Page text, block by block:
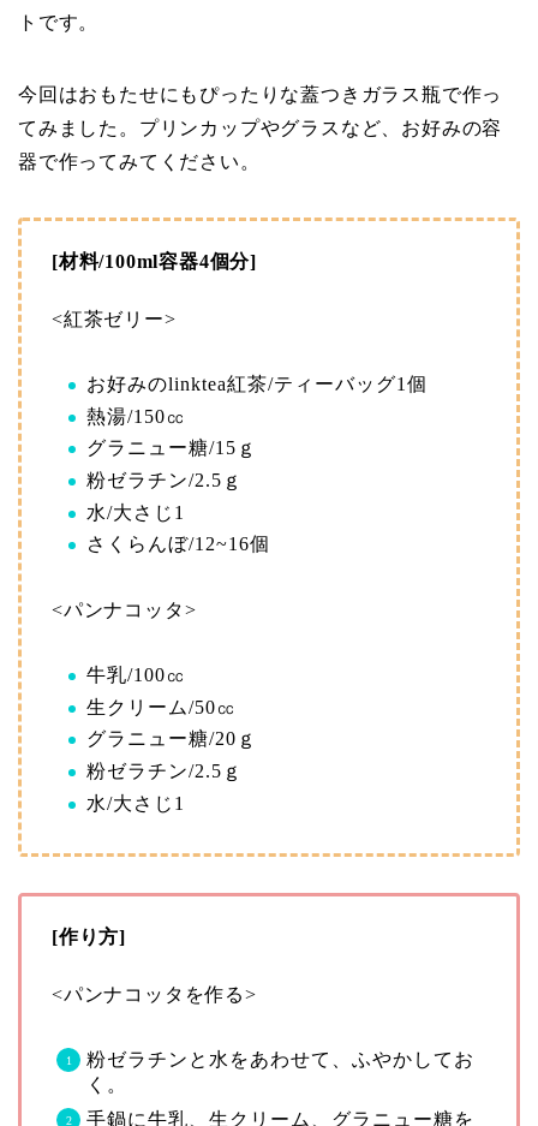
トです。
今回はおもたせにもぴったりな蓋つきガラス瓶で作っ
てみました。プリンカップやグラスなど、お好みの容
器で作ってみてください。
[材料/100ml容器4個分]
<紅茶ゼリー>
お好みのlinktea紅茶/ティーバッグ1個
熱湯/150㏄
グラニュー糖/15ｇ
粉ゼラチン/2.5ｇ
水/大さじ1
さくらんぼ/12~16個
<パンナコッタ>
牛乳/100㏄
生クリーム/50㏄
グラニュー糖/20ｇ
粉ゼラチン/2.5ｇ
水/大さじ1
[作り方]
<パンナコッタを作る>
粉ゼラチンと水をあわせて、ふやかしてお
く。
手鍋に牛乳、生クリーム、グラニュー糖を